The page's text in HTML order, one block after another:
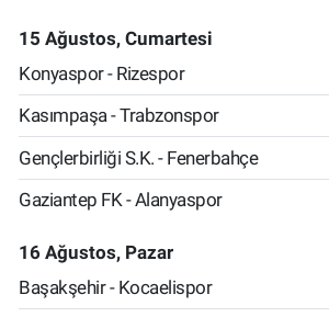
15 Ağustos, Cumartesi
Konyaspor - Rizespor
Kasımpaşa - Trabzonspor
Gençlerbirliği S.K. - Fenerbahçe
Gaziantep FK - Alanyaspor
16 Ağustos, Pazar
Başakşehir - Kocaelispor